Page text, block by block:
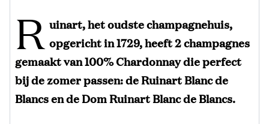
R uinart, het oudste champagnehuis,
opgericht in 1729, heeft 2 champagnes
gemaakt van 100% Chardonnay die perfect
bij de zomer passen: de Ruinart Blanc de
Blancs en de Dom Ruinart Blanc de Blancs.